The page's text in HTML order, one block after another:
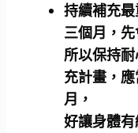
持續補充
三個月，
所以保持
充計畫，
月，
好讓身體